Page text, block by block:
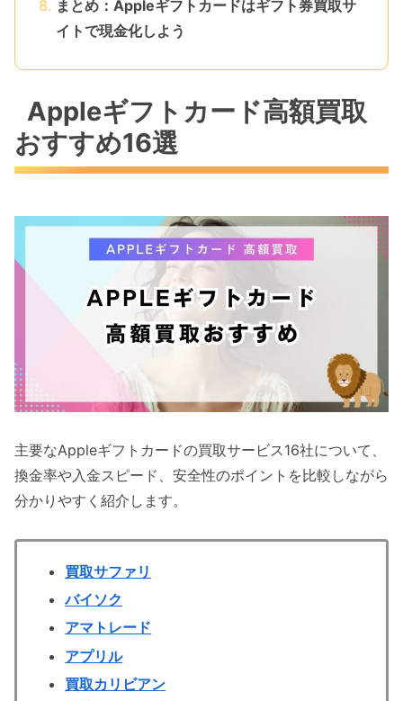
まとめ：Appleギフトカードはギフト券買取サ
イトで現金化しよう
Appleギフトカード高額買取
おすすめ16選
主要なAppleギフトカードの買取サービス16社について、
換金率や入金スピード、安全性のポイントを比較しながら
分かりやすく紹介します。
買取サファリ
バイソク
アマトレード
アプリル
買取カリビアン